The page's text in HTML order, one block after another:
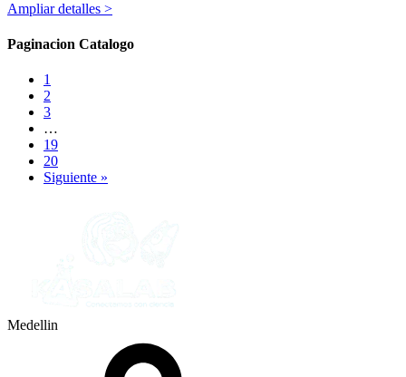
Ampliar detalles >
Paginacion Catalogo
1
2
3
…
19
20
Siguiente »
Medellin